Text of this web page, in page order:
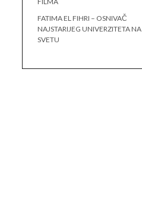
FATIMA EL FIHRI – OSNIVAČ
NAJSTARIJEG UNIVERZITETA NA
SVETU